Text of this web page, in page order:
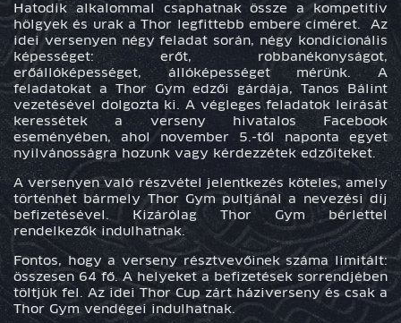
Hatodik alkalommal csaphatnak össze a kompetitív
hölgyek és urak a Thor legfittebb embere címéret. Az
idei versenyen négy feladat során, négy kondícionális
képességet: erőt, robbanékonyságot,
erőállóképességet, állóképességet mérünk. A
feladatokat a Thor Gym edzői gárdája, Tanos Bálint
vezetésével dolgozta ki. A végleges feladatok leírását
keressétek a verseny hivatalos Facebook
eseményében, ahol november 5.-től naponta egyet
nyilvánosságra hozunk vagy kérdezzétek edzőiteket.
A versenyen való részvétel jelentkezés köteles, amely
történhet bármely Thor Gym pultjánál a nevezési díj
befizetésével. Kizárólag Thor Gym bérlettel
rendelkezők indulhatnak.
Fontos, hogy a verseny résztvevőinek száma limitált:
összesen 64 fő. A helyeket a befizetések sorrendjében
töltjük fel. Az idei Thor Cup zárt háziverseny és csak a
Thor Gym vendégei indulhatnak.